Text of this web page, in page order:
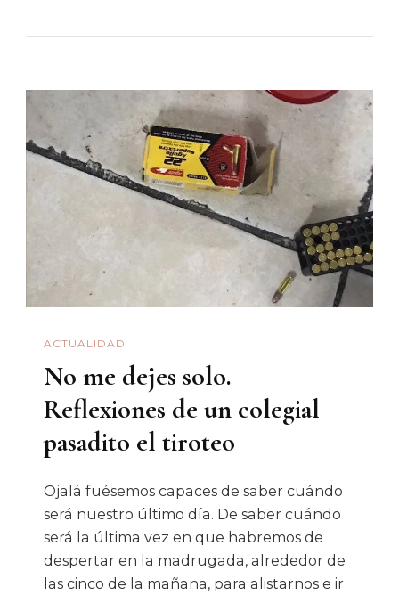
ACTUALIDAD
No me dejes solo.
Reflexiones de un colegial
pasadito el tiroteo
Ojalá fuésemos capaces de saber cuándo
será nuestro último día. De saber cuándo
será la última vez en que habremos de
despertar en la madrugada, alrededor de
las cinco de la mañana, para alistarnos e ir